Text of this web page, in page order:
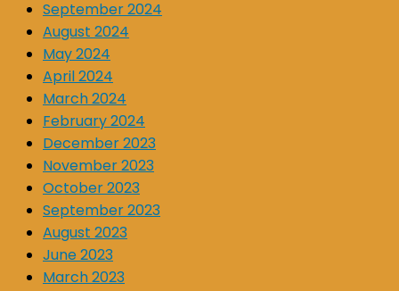
September 2024
August 2024
May 2024
April 2024
March 2024
February 2024
December 2023
November 2023
October 2023
September 2023
August 2023
June 2023
March 2023